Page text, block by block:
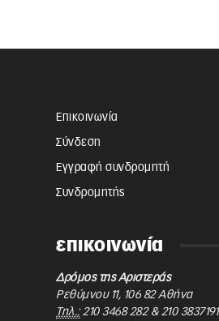
Επικοινωνία
Σύνδεση
Εγγραφή συνδρομητή
Συνδρομητής
επικοινωνία
Δρόμος της Αριστεράς
Ρεθύμνου 11, 106 82 Αθήνα
Τηλ.: 210 3468 282& 210 3837191